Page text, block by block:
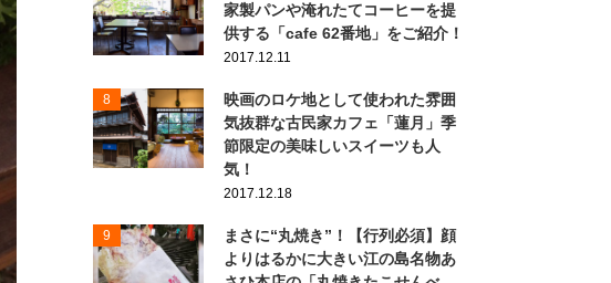
家製パンや淹れたてコーヒーを提
供する「cafe 62番地」をご紹介！
2017.12.11
8
映画のロケ地として使われた雰囲
気抜群な古民家カフェ「蓮月」季
節限定の美味しいスイーツも人
気！
2017.12.18
9
まさに“丸焼き”！【行列必須】顔
よりはるかに大きい江の島名物あ